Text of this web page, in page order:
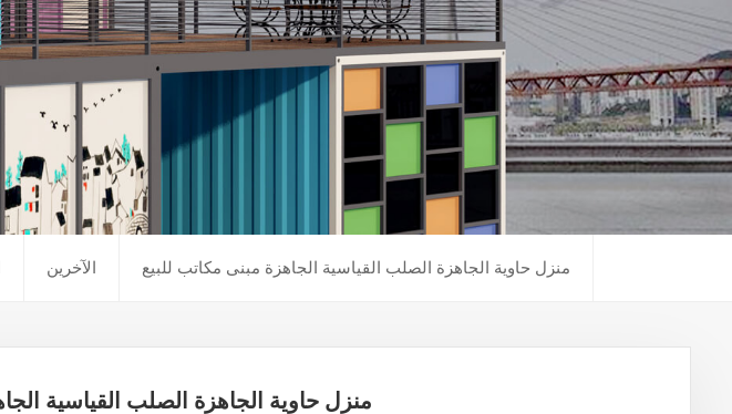
الآخرين منزل حاوية الجاهزة الصلب القياسية الجاهزة مبنى مكاتب للبيع
منزل حاوية الجاهزة الصلب القياسية